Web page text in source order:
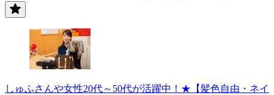
しゅふさんや女性20代～50代が活躍中！★【髪色自由・ネイ